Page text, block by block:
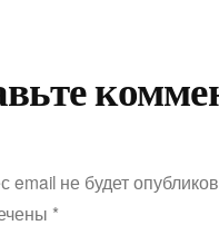
email не будет
*